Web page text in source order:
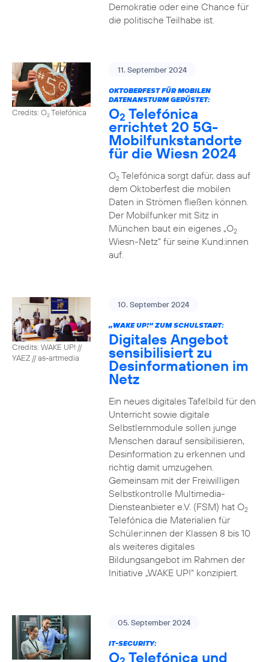
Demokratie oder eine Chance für
die politische Teilhabe ist.
Credits: O2Telefónica
11. September 2024
OKTOBERFEST FÜR MOBILEN
DATENANSTURM GERÜSTET:
O2 Telefónica
errichtet 20 5G-
Mobilfunkstandorte
für die Wiesn 2024
O2Telefónica sorgt dafür, dass auf
dem Oktoberfest die mobilen
Daten in Strömen fließen können.
Der Mobilfunker mit Sitz in
München baut ein eigenes „O2
Wiesn-Netz“ für seine Kund:innen
auf.
Credits: WAKE UP! //
YAEZ // as-artmedia
10. September 2024
„WAKE UP!“ ZUM SCHULSTART:
Digitales Angebot
sensibilisiert zu
Desinformationen im
Netz
Ein neues digitales Tafelbild für den
Unterricht sowie digitale
Selbstlernmodule sollen junge
Menschen darauf sensibilisieren,
Desinformation zu erkennen und
richtig damit umzugehen.
Gemeinsam mit der Freiwilligen
Selbstkontrolle Multimedia-
Diensteanbieter e.V. (FSM) hat O2
Telefónica die Materialien für
Schüler:innen der Klassen 8 bis 10
als weiteres digitales
Bildungsangebot im Rahmen der
Initiative „WAKE UP!“ konzipiert.
05. September 2024
IT-SECURITY:
O Telefónica und